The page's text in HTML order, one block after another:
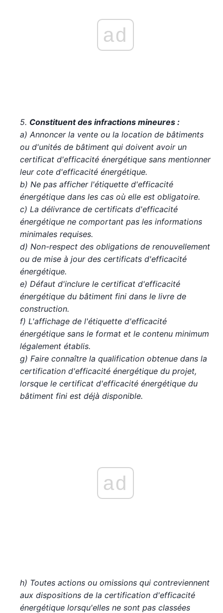
ad
5. Constituent des infractions mineures :
a) Annoncer la vente ou la location de bâtiments
ou d'unités de bâtiment qui doivent avoir un
certificat d'efficacité énergétique sans mentionner
leur cote d'efficacité énergétique.
b) Ne pas afficher l'étiquette d'efficacité
énergétique dans les cas où elle est obligatoire.
c) La délivrance de certificats d'efficacité
énergétique ne comportant pas les informations
minimales requises.
d) Non-respect des obligations de renouvellement
ou de mise à jour des certificats d'efficacité
énergétique.
e) Défaut d'inclure le certificat d'efficacité
énergétique du bâtiment fini dans le livre de
construction.
f) L'affichage de l'étiquette d'efficacité
énergétique sans le format et le contenu minimum
légalement établis.
g) Faire connaître la qualification obtenue dans la
certification d'efficacité énergétique du projet,
lorsque le certificat d'efficacité énergétique du
bâtiment fini est déjà disponible.
ad
h) Toutes actions ou omissions qui contreviennent
aux dispositions de la certification d'efficacité
énergétique lorsqu'elles ne sont pas classées